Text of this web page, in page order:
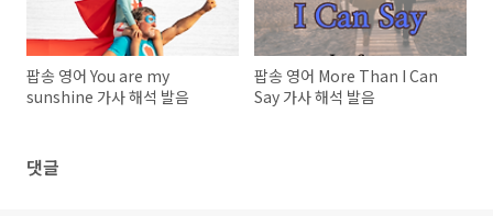
팝송 영어 You are my
sunshine 가사 해석 발음
팝송 영어 More Than I Can
Say 가사 해석 발음
댓글